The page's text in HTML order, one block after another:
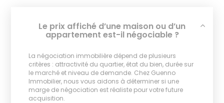
Le prix affiché d’une maison ou d’un
appartement est-il négociable ?
La négociation immobilière dépend de plusieurs
critères : attractivité du quartier, état du bien, durée sur
le marché et niveau de demande. Chez Guenno
Immobilier, nous vous aidons à déterminer si une
marge de négociation est réaliste pour votre future
acquisition.